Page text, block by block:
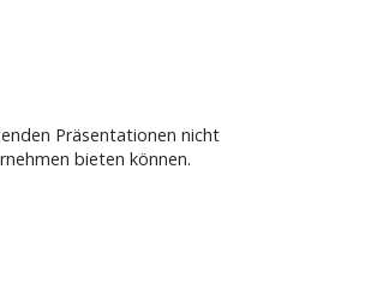
Präsentationen nicht
bieten können.